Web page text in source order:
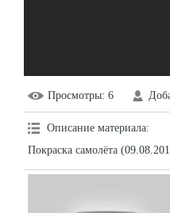
Просмотры: 6
Описание материала:
Покраска самолёта